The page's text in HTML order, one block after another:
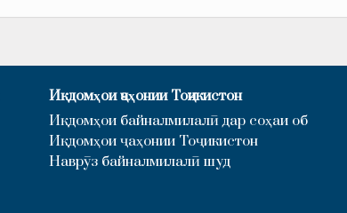
Иқдомҳои ҷаҳонии Тоҷикистон
Иқдомҳои байналмилалӣ дар соҳаи об
Иқдомҳои ҷаҳонии Тоҷикистон
Наврӯз байналмилалӣ шуд